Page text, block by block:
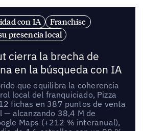
con IA
Franchise
presencia local
cierra la brecha de
en la búsqueda con IA
que equilibra la coherencia
local del franquiciado, Pizza
fichas en 387 puntos de venta
— alcanzando 38,4 M de
Maps (+212 % interanual),